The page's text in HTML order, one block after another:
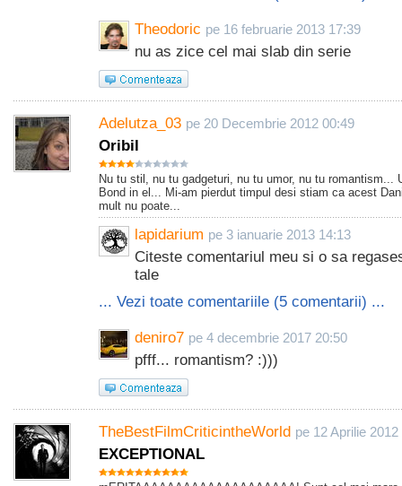
Theodoric pe 16 februarie 2013 17:39
nu as zice cel mai slab din serie
Adelutza_03 pe 20 Decembrie 2012 00:49
Oribil
Nu tu stil, nu tu gadgeturi, nu tu umor, nu tu romantism...
Bond in el... Mi-am pierdut timpul desi stiam ca acest
mult nu poate...
lapidarium pe 3 ianuarie 2013 14:13
Citeste comentariul meu si o sa
tale
... Vezi toate comentariile (5 comentarii) ...
deniro7 pe 4 decembrie 2017 20:50
pfff... romantism? :)))
TheBestFilmCriticintheWorld pe 12 Aprilie 2012
EXCEPTIONAL